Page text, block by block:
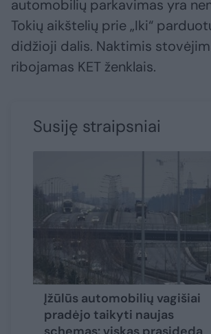
automobilių parkavimas yra
Tokių aikštelių prie „Iki“
didžioji dalis. Naktimis
ribojamas KET ženklais.
Susiję straipsniai
Įžūlūs automobilių vagišiai
pradėjo taikyti naujas